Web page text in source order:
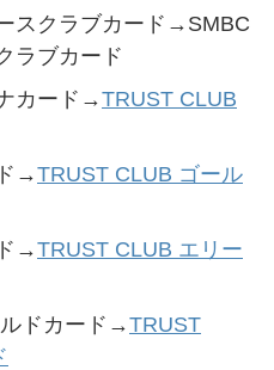
スクラブカード→SMBC
ラブカード
カード→TRUST CLUB
→TRUST CLUB ゴール
→TRUST CLUB エリー
ドカード→TRUST